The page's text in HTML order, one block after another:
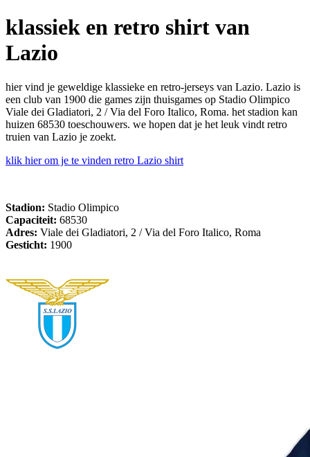
klassiek en retro shirt van
Lazio
hier vind je geweldige klassieke en retro-jerseys van Lazio. Lazio is
een club van 1900 die games zijn thuisgames op Stadio Olimpico
Viale dei Gladiatori, 2 / Via del Foro Italico, Roma. het stadion kan
huizen 68530 toeschouwers. we hopen dat je het leuk vindt retro
truien van Lazio je zoekt.
klik hier om je te vinden retro Lazio shirt
Stadion: Stadio Olimpico
Capaciteit: 68530
Adres: Viale dei Gladiatori, 2 / Via del Foro Italico, Roma
Gesticht: 1900